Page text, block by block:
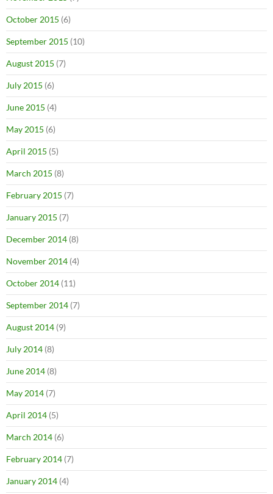
October 2015 (6)
September 2015 (10)
August 2015 (7)
July 2015 (6)
June 2015 (4)
May 2015 (6)
April 2015 (5)
March 2015 (8)
February 2015 (7)
January 2015 (7)
December 2014 (8)
November 2014 (4)
October 2014 (11)
September 2014 (7)
August 2014 (9)
July 2014 (8)
June 2014 (8)
May 2014 (7)
April 2014 (5)
March 2014 (6)
February 2014 (7)
January 2014 (4)